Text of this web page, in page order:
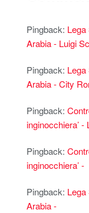
Pingback:
Arabia - Luigi
Pingback:
Arabia - City
Pingback:
inginocchiera’ -
Pingback:
inginocchiera’ -
Pingback:
Arabia -